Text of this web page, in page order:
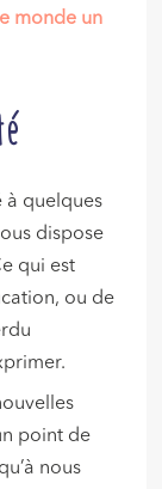
monde un
à quelques
dispose
qui est
ou de
point de
nous